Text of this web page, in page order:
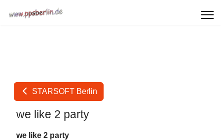
STARSOFT Berlin
we like 2 party
we like 2 party